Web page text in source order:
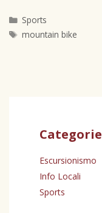
Sports
mountain bike
Categorie
Escursionismo
Info Locali
Sports